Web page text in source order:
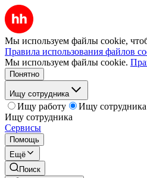
Мы используем файлы cookie,
Правила использования файлов
Мы используем файлы cookie.
Понятно
Ищу сотрудника
Ищу работу
Ищу сотрудника
Ищу сотрудника
Сервисы
Помощь
Ещё
Поиск